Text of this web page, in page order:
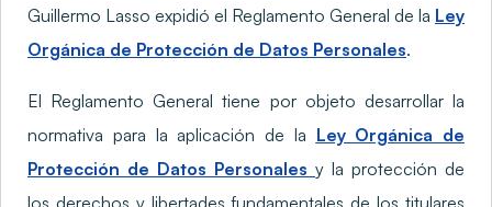
Guillermo Lasso expidió el Reglamento General de la Ley
Orgánica de Protección de Datos Personales.
El Reglamento General tiene por objeto desarrollar la
normativa para la aplicación de la Ley Orgánica de
Protección de Datos Personales y la protección de